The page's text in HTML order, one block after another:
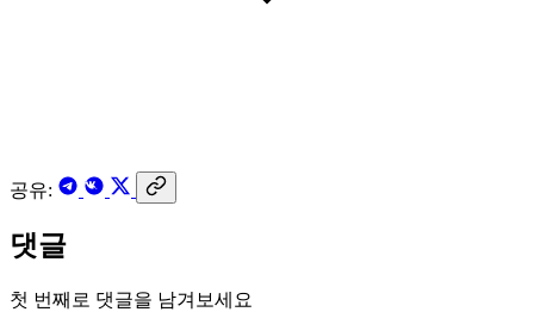
공유:
댓글
첫 번째로 댓글을 남겨보세요